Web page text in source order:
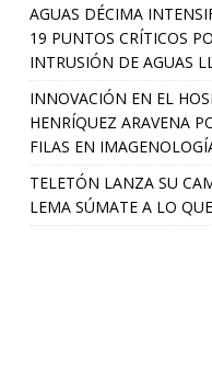
AGUAS DÉCIMA
19 PUNTOS CRÍTICOS
INTRUSIÓN DE AGUAS
INNOVACIÓN EN EL
HENRÍQUEZ ARAVENA
FILAS EN
TELETÓN LANZA SU
LEMA SÚMATE A LO